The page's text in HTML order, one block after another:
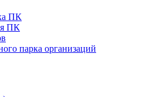
ПК
ПК
парка организаций